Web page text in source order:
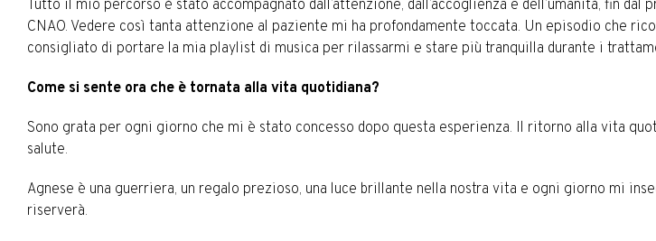
Tutto il mio percorso è stato accompagnato dall’attenzione, dall’accoglienza e dell’umanità, fin
CNAO. Vedere così tanta attenzione al paziente mi ha profondamente toccata. Un episodio che
consigliato di portare la mia playlist di musica per rilassarmi e stare più tranquilla durante i
Come si sente ora che è tornata alla vita quotidiana?
Sono grata per ogni giorno che mi è stato concesso dopo questa esperienza. Il ritorno alla vita
salute.
Agnese è una guerriera, un regalo prezioso, una luce brillante nella nostra vita e ogni giorno mi
riserverà.